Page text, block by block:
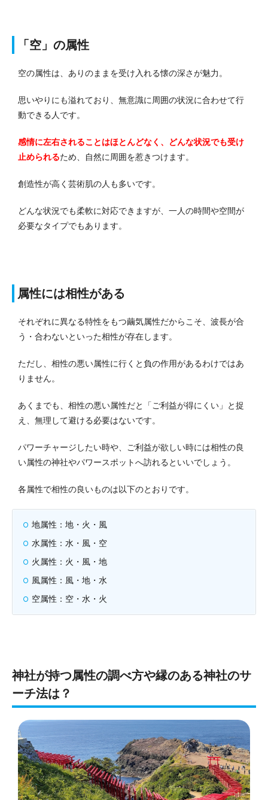
「空」の属性
空の属性は、ありのままを受け入れる懐の深さが魅力。
思いやりにも溢れており、無意識に周囲の状況に合わせて行
動できる人です。
感情に左右されることはほとんどなく、どんな状況でも受け
止められるため、自然に周囲を惹きつけます。
創造性が高く芸術肌の人も多いです。
どんな状況でも柔軟に対応できますが、一人の時間や空間が
必要なタイプでもあります。
属性には相性がある
それぞれに異なる特性をもつ繭気属性だからこそ、波長が合
う・合わないといった相性が存在します。
ただし、相性の悪い属性に行くと負の作用があるわけではあ
りません。
あくまでも、相性の悪い属性だと「ご利益が得にくい」と捉
え、無理して避ける必要はないです。
パワーチャージしたい時や、ご利益が欲しい時には相性の良
い属性の神社やパワースポットへ訪れるといいでしょう。
各属性で相性の良いものは以下のとおりです。
地属性：地・火・風
水属性：水・風・空
火属性：火・風・地
風属性：風・地・水
空属性：空・水・火
神社が持つ属性の調べ方や縁のある神社のサ
ーチ法は？